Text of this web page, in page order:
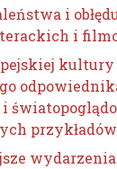
i
i
kultury
przykładów